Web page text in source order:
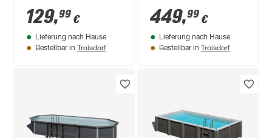
Filterpumpe Ø 90 cm
rund
129,99 €
Lieferung nach Hause
Bestellbar in Troisdorf
Dip' mit Filterpumpe
152 x 92 x 69 cm
449,99 €
Lieferung nach Hause
Bestellbar in Troisdorf